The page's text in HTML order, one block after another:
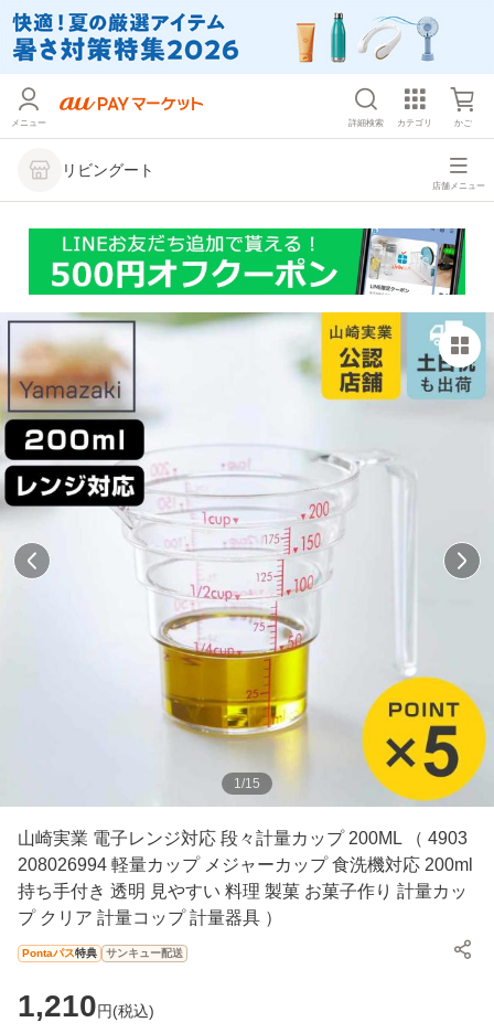
メニュー 詳細検索 カテゴリ かご
リビングート
店舗メニュー
1 /15
山崎実業 電子レンジ対応 段々計量カップ 200ML （ 4903
208026994 軽量カップ メジャーカップ 食洗機対応 200ml
持ち手付き 透明 見やすい 料理 製菓 お菓子作り 計量カッ
プ クリア 計量コップ 計量器具 ）
Pontaパス特典 サンキュー配送
1,210円(税込)